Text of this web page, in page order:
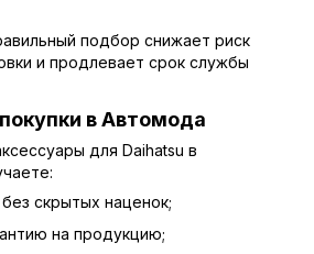
подбор снижает риск
и продлевает срок службы
в Автомода
для Daihatsu в
скрытых наценок;
на продукцию;